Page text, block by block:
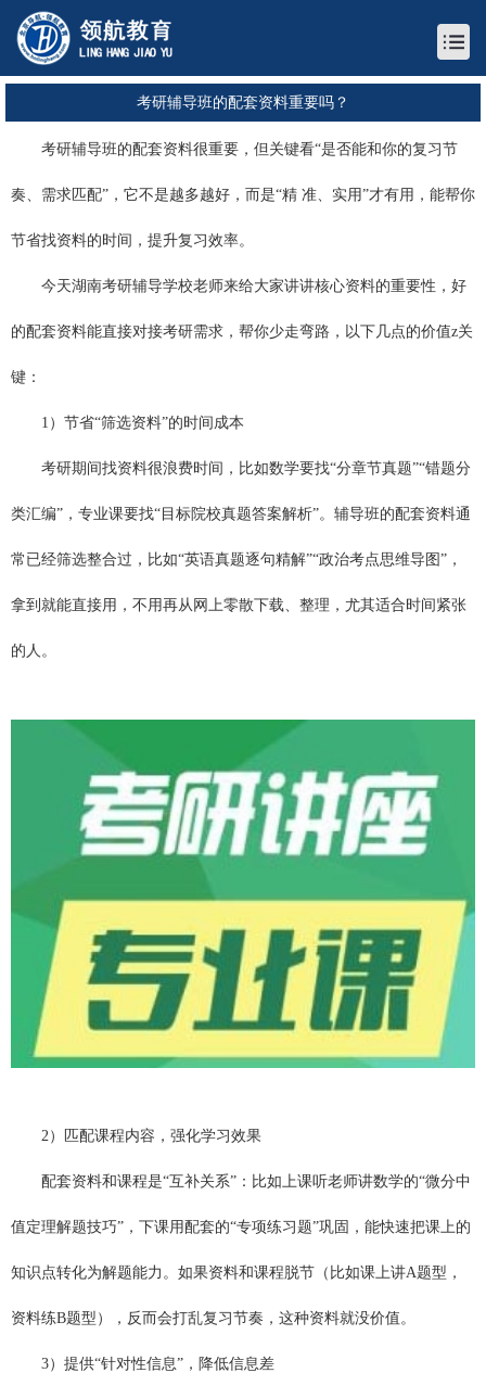
考研辅导班的配套资料重要吗？
考研辅导班的配套资料很重要，但关键看“是否能和你的复习节
奏、需求匹配”，它不是越多越好，而是“精 准、实用”才有用，能帮你
节省找资料的时间，提升复习效率。
今天湖南考研辅导学校老师来给大家讲讲核心资料的重要性，好
的配套资料能直接对接考研需求，帮你少走弯路，以下几点的价值z关
键：
1）节省“筛选资料”的时间成本
考研期间找资料很浪费时间，比如数学要找“分章节真题”“错题分
类汇编”，专业课要找“目标院校真题答案解析”。辅导班的配套资料通
常已经筛选整合过，比如“英语真题逐句精解”“政治考点思维导图”，
拿到就能直接用，不用再从网上零散下载、整理，尤其适合时间紧张
的人。
2）匹配课程内容，强化学习效果
配套资料和课程是“互补关系”：比如上课听老师讲数学的“微分中
值定理解题技巧”，下课用配套的“专项练习题”巩固，能快速把课上的
知识点转化为解题能力。如果资料和课程脱节（比如课上讲A题型，
资料练B题型），反而会打乱复习节奏，这种资料就没价值。
3）提供“针对性信息”，降低信息差